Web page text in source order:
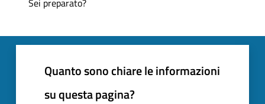
Quanto sono chiare le informazioni
su questa pagina?